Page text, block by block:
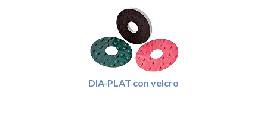
DIA-PLAT con velcro